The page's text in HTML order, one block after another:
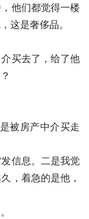
他们都觉得一楼
这是奢侈品。
买去了，给了他
被房产中介买走
信息。二是我觉
，着急的是他，